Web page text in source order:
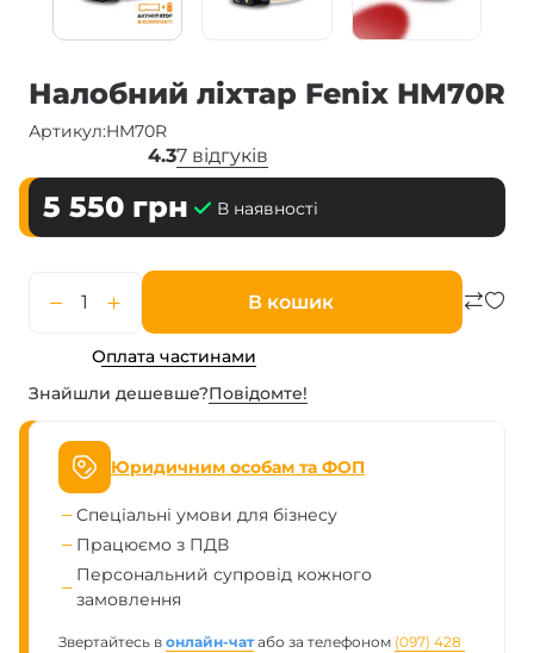
Налобний ліхтар Fenix HM70R
Артикул:HM70R
4.37 відгуків
5 550 грн В наявності
В кошик
Оплата частинами
Знайшли дешевше?Повiдомте!
Юридичним особам та ФОП
Спеціальні умови для бізнесу
Працюємо з ПДВ
Персональний супровід кожного
замовлення
Звертайтесь в онлайн-чат або за телефоном (097) 428